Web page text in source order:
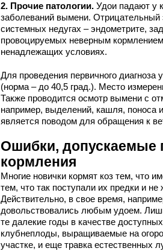
2. Прочие патологии. Удои падают у
заболеваний вымени.
системных недугах – эндометрите,
провоцируемых неверным
ненадлежащих условиях.
Для проведения первичного диагноза
(норма – до 40,5 град.). Место
Также проводится осмотр вымени с
например, выделений, кашля, поноса
является поводом для обращения к
Ошибки, допускаемые
кормления
Многие новички кормят коз тем, что
тем, что так поступали их предки и
Действительно, в свое время,
довольствовались любым удоем.
те далекие годы в качестве
клубнеплоды, выращиваемые на
участке, и еще травка естественных